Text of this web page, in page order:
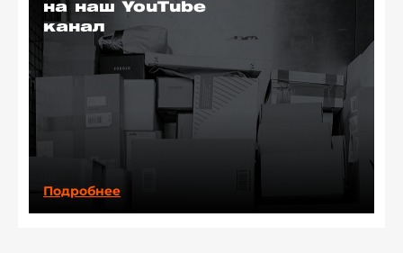
на наш YouTube
канал
Подробнее